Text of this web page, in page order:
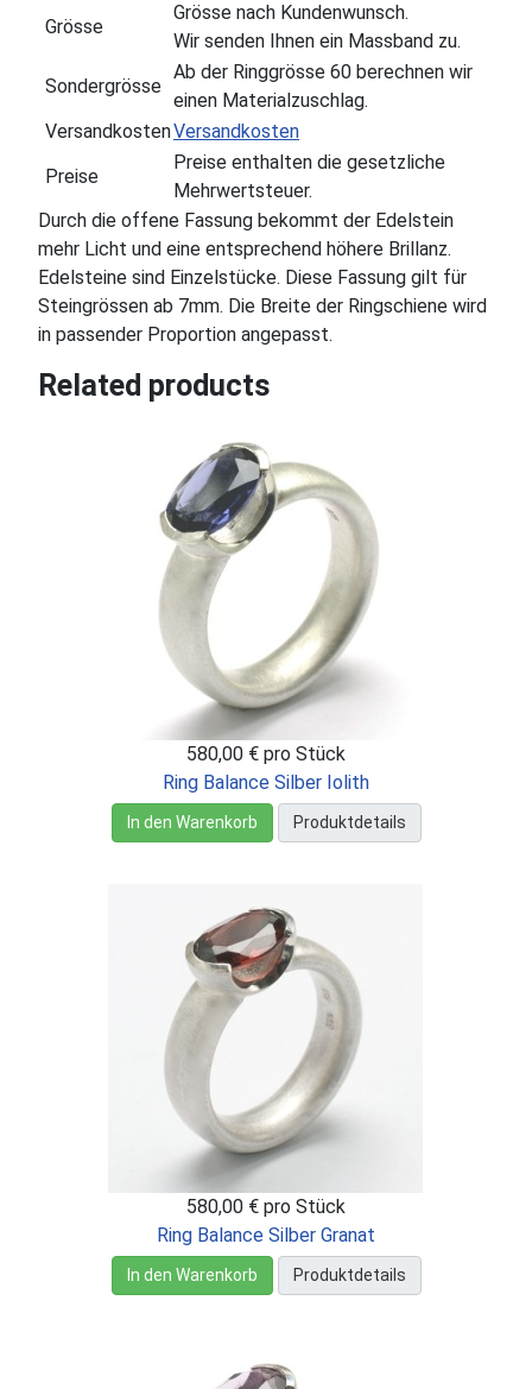
Grösse
Grösse nach Kundenwunsch.
Wir senden Ihnen ein Massband zu.
Sondergrösse
Ab der Ringgrösse 60 berechnen wir
einen Materialzuschlag.
VersandkostenVersandkosten
Preise
Preise enthalten die gesetzliche
Mehrwertsteuer.
Durch die offene Fassung bekommt der Edelstein
mehr Licht und eine entsprechend höhere Brillanz.
Edelsteine sind Einzelstücke. Diese Fassung gilt für
Steingrössen ab 7mm. Die Breite der Ringschiene wird
in passender Proportion angepasst.
Related products
580,00 € pro Stück
Ring Balance Silber Iolith
In den Warenkorb Produktdetails
580,00 € pro Stück
Ring Balance Silber Granat
In den Warenkorb Produktdetails